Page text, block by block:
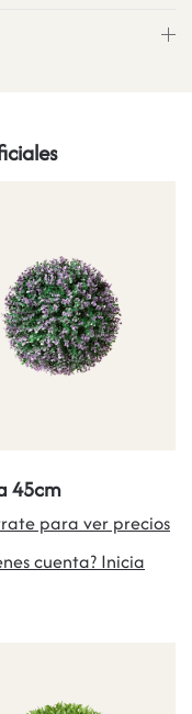
45cm
para ver precios
cuenta? Inicia